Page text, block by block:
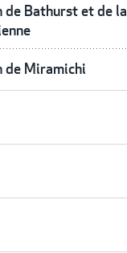
de Bathurst et de la
de Miramichi